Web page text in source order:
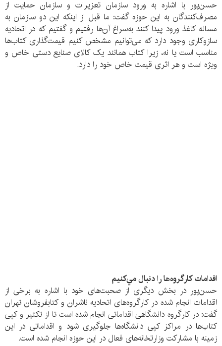
حسن‌پور با اشاره به ورود سازمان تعزیرات و سازمان حمایت از
مصرف‌کنندگان به این حوزه گفت: ما قبل از اینکه این دو سازمان به
مساله کاغذ ورود پیدا کنند به‌سراغ آن‌ها رفتیم و گفتیم که در اتحادیه
سازوکاری وجود دارد که می‌توانیم مشخص کنیم قیمت‌گذاری کتاب‌ها
مناسب است یا نه، زیرا کتاب همانند یک کالای صنایع دستی خاص و
ویژه است و هر اثری قیمت خاص خود را دارد.
اقدامات کارگروه‌ها را دنبال مي‌کنیم
حسن‌پور در بخش دیگری از صحبت‌های خود با اشاره به برخی از
اقدامات انجام شده در کارگروه‌های اتحادیه ناشران و کتابفروشان تهران
گفت: در کارگروه دانشگاهی اقداماتی انجام شده است تا از تکثیر و کپی
کتاب‌ها در مراکز کپی دانشگاه‌ها جلوگیری شود و اقداماتی در این
زمینه با مشارکت وزارتخانه‌های فعال در این حوزه انجام شده است.